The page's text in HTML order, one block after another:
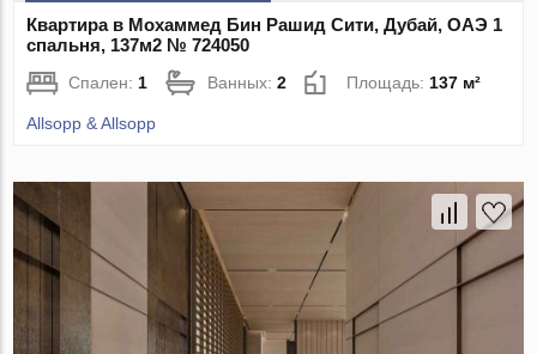
Квартира в Мохаммед Бин Рашид Сити, Дубай, ОАЭ 1
спальня, 137м2 № 724050
Спален: 1 Ванных:2 Площадь: 137 м²
Allsopp & Allsopp